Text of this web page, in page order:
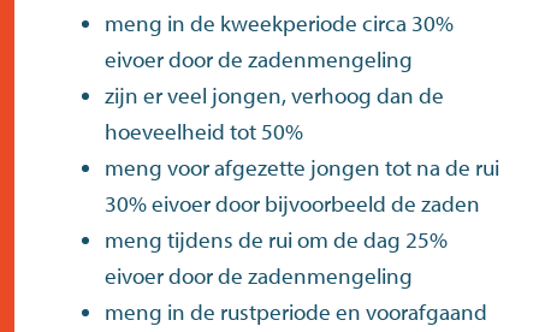
meng in de kweekperiode circa 30%
eivoer door de zadenmengeling
zijn er veel jongen, verhoog dan de
hoeveelheid tot 50%
meng voor afgezette jongen tot na de rui
30% eivoer door bijvoorbeeld de zaden
meng tijdens de rui om de dag 25%
eivoer door de zadenmengeling
meng in de rustperiode en voorafgaand